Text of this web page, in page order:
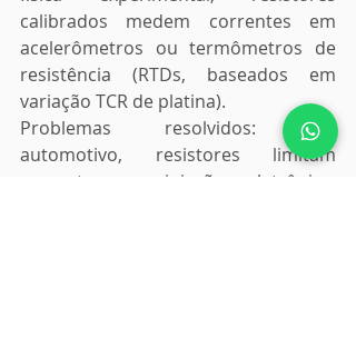
calibrados medem correntes em
acelerômetros ou termômetros de
resistência (RTDs, baseados em
variação TCR de platina).
Problemas resolvidos: Em
automotivo, resistores limitam
corrente em injeção eletrônica,